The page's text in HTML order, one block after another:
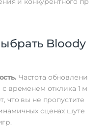
Bloody
Частота обновлени
с временем отклика 1 м
что вы не пропустите
сценах шуте